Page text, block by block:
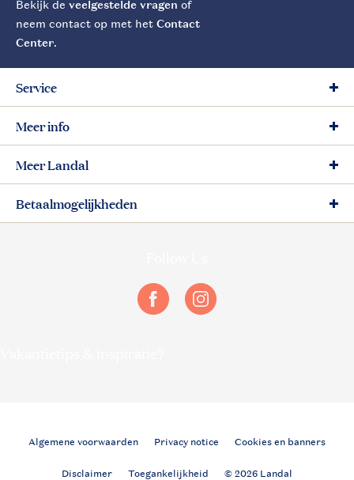
Bekijk de veelgestelde vragen of
neem contact op met het Contact
Center.
facebookinstagram
Service
Meer info
Meer Landal
Betaalmogelijkheden
Algemene voorwaarden Privacy notice Cookies en banners
Disclaimer Toegankelijkheid © 2026 Landal